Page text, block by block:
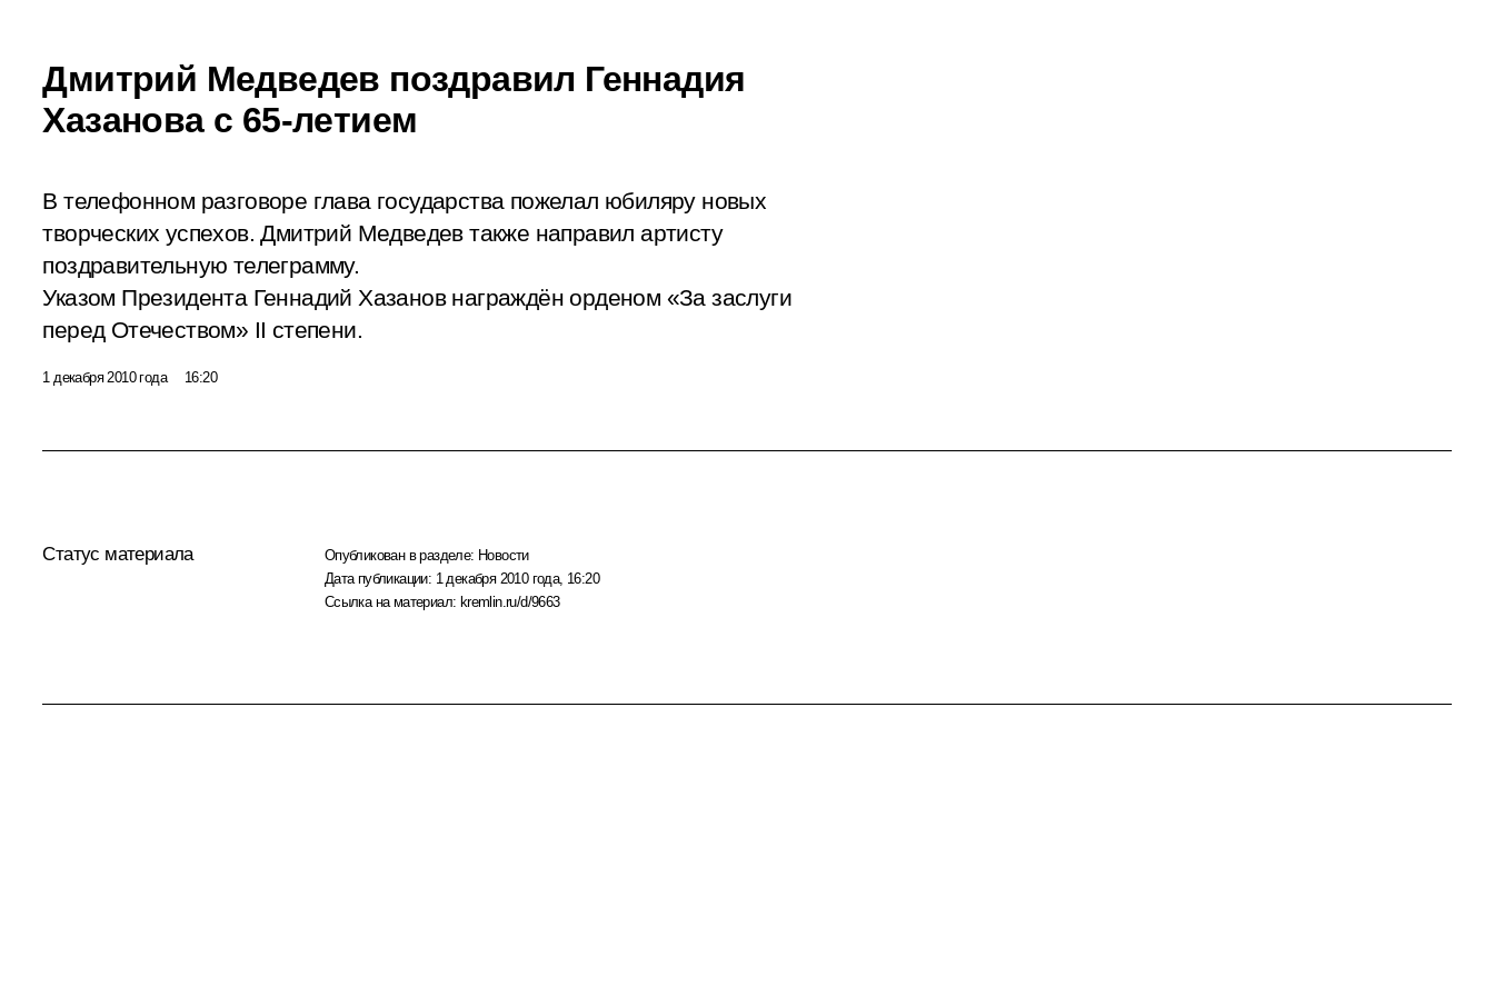
Дмитрий Медведев поздравил Геннадия
Хазанова с 65-летием
В телефонном разговоре глава государства пожелал юбиляру новых
творческих успехов. Дмитрий Медведев также направил артисту
поздравительную телеграмму.
Указом Президента Геннадий Хазанов награждён орденом «За заслуги
перед Отечеством» II степени.
1 декабря 2010 года 16:20
Статус материала Опубликован в разделе: Новости
Дата публикации: 1 декабря 2010 года, 16:20
Ссылка на материал: kremlin.ru/d/9663